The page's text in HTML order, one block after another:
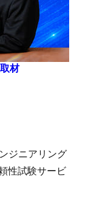
材
ジニアリング
性試験サービ